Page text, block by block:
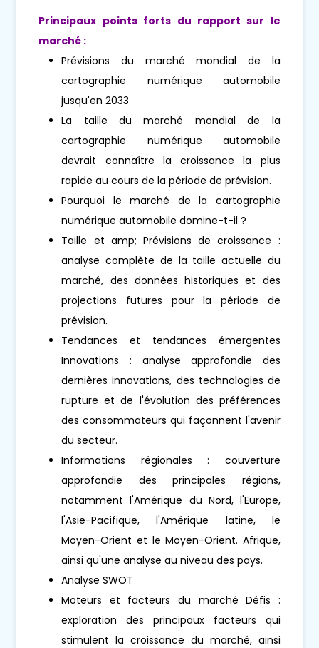
Principaux points forts du rapport sur le
marché :
Prévisions du marché mondial de la
cartographie numérique automobile
jusqu'en 2033
La taille du marché mondial de la
cartographie numérique automobile
devrait connaître la croissance la plus
rapide au cours de la période de prévision.
Pourquoi le marché de la cartographie
numérique automobile domine-t-il ?
Taille et amp; Prévisions de croissance :
analyse complète de la taille actuelle du
marché, des données historiques et des
projections futures pour la période de
prévision.
Tendances et tendances émergentes
Innovations : analyse approfondie des
dernières innovations, des technologies de
rupture et de l'évolution des préférences
des consommateurs qui façonnent l'avenir
du secteur.
Informations régionales : couverture
approfondie des principales régions,
notamment l'Amérique du Nord, l'Europe,
l'Asie-Pacifique, l'Amérique latine, le
Moyen-Orient et le Moyen-Orient. Afrique,
ainsi qu'une analyse au niveau des pays.
Analyse SWOT
Moteurs et facteurs du marché Défis :
exploration des principaux facteurs qui
stimulent la croissance du marché, ainsi